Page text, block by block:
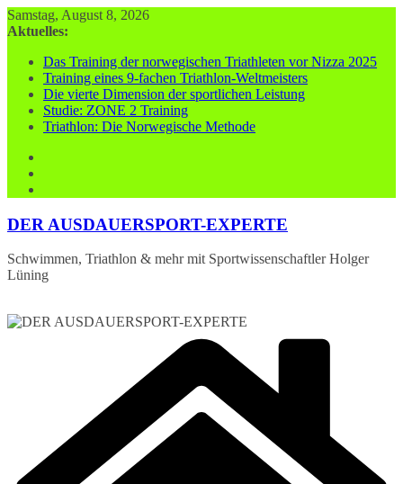
Zum
Inhalt
Samstag, August 8, 2026
Aktuelles:
Das Training der norwegischen Triathleten vor Nizza 2025
Training eines 9-fachen Triathlon-Weltmeisters
Die vierte Dimension der sportlichen Leistung
Studie: ZONE 2 Training
Triathlon: Die Norwegische Methode
DER AUSDAUERSPORT-EXPERTE
Schwimmen, Triathlon & mehr mit Sportwissenschaftler Holger
Lüning